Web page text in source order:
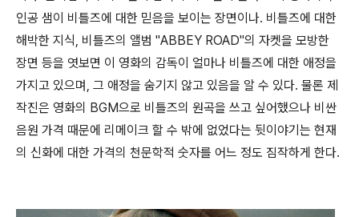
인공 샘이 비틀즈에 대한 믿음을 보이는 장면이나. 비틀즈에 대한
해박한 지식, 비틀즈의 앨범 "ABBEY ROAD"의 자켓을 모방한
장면 등을 엿보면 이 영화의 감독이 얼마나 비틀즈에 대한 애정을
가지고 있으며, 그 애정을 숨기지 않고 있음을 알 수 있다. 물론 제
작진은 영화의 BGM으로 비틀즈의 원곡을 쓰고 싶어했으나 비싼
음원 가격 때문에 리메이크 할 수 밖에 없었다는 뒷이야기는 현재
의 신화에 대한 가격의 천문학적 숫자를 어느 정도 짐작하게 한다.